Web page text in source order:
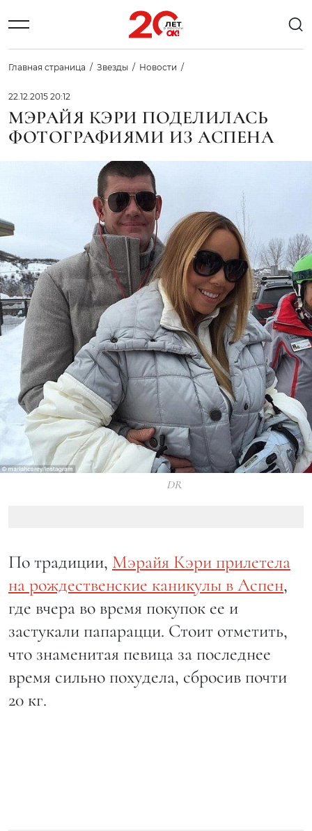
Главная страница Звезды Новости
22.12.2015 20:12
МЭРАЙЯ КЭРИ ПОДЕЛИЛАСЬ
ФОТОГРАФИЯМИ ИЗ АСПЕНА
DR
По традиции, Мэрайя Кэри прилетела
на рождественские каникулы в Аспен,
где вчера во время покупок ее и
застукали папарацци. Стоит отметить,
что знаменитая певица за последнее
время сильно похудела, сбросив почти
20 кг.